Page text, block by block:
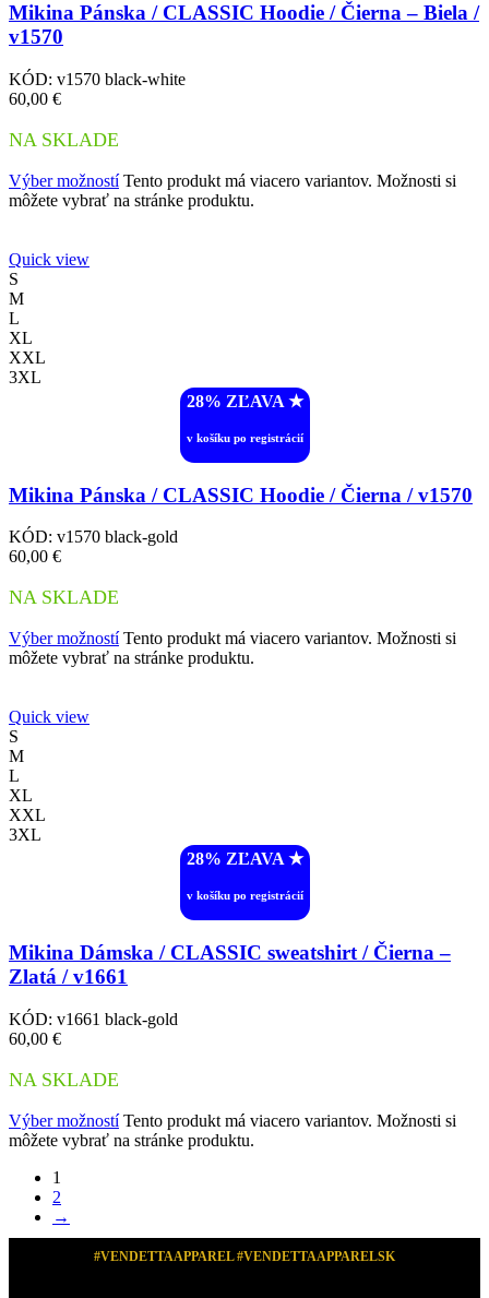
Mikina Pánska / CLASSIC Hoodie / Čierna – Biela /
v1570
KÓD: v1570 black-white
60,00 €
NA SKLADE
Výber možností Tento produkt má viacero variantov. Možnosti si
môžete vybrať na stránke produktu.
Quick view
S
M
L
XL
XXL
3XL
28% ZĽAVA ︎★
v košíku po registrácií
Mikina Pánska / CLASSIC Hoodie / Čierna / v1570
KÓD: v1570 black-gold
60,00 €
NA SKLADE
Výber možností Tento produkt má viacero variantov. Možnosti si
môžete vybrať na stránke produktu.
Quick view
S
M
L
XL
XXL
3XL
28% ZĽAVA ︎★
v košíku po registrácií
Mikina Dámska / CLASSIC sweatshirt / Čierna –
Zlatá / v1661
KÓD: v1661 black-gold
60,00 €
NA SKLADE
Výber možností Tento produkt má viacero variantov. Možnosti si
môžete vybrať na stránke produktu.
1
2
→
#VENDETTAAPPAREL #VENDETTAAPPARELSK